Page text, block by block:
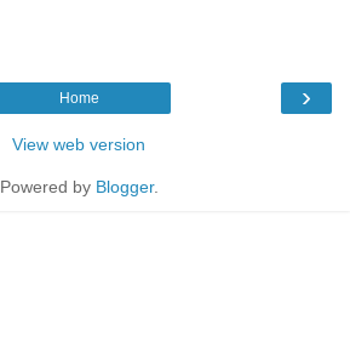
›
Home
View web version
Powered by Blogger.